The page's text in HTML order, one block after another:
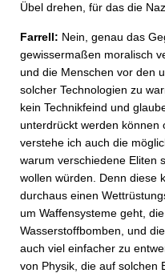
Übel drehen, für das die
Farrell: Nein, genau das
gewissermaßen moralisch
und die Menschen vor den
solcher Technologien zu
kein Technikfeind und
unterdrückt werden können
verstehe ich auch die
warum verschiedene Eliten
wollen würden. Denn diese
durchaus einen
um Waffensysteme geht,
Wasserstoffbomben, und
auch viel einfacher zu
von Physik, die auf solchen